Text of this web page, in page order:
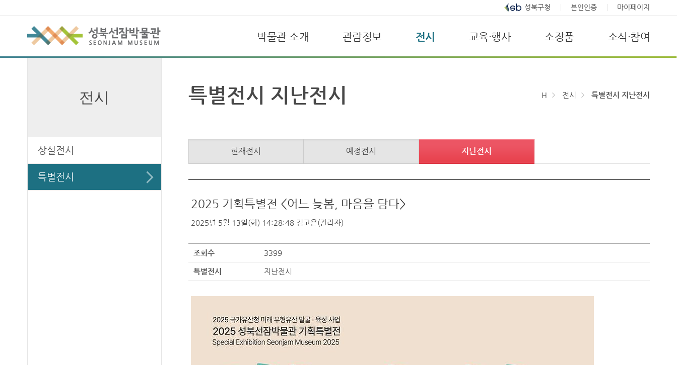
성북구청 본인인증 마이페이지
박물관 소개 관람정보 전시 교육·행사 소장품 소식·참여
전시
상설전시
특별전시
특별전시 지난전시 H 전시 특별전시 지난전시
현재전시 예정전시 지난전시
2025 기획특별전 <어느 늦봄, 마음을 담다>
2025년 5월 13일(화) 14:28:48 김고은(관리자)
조회수 3399
특별전시 지난전시